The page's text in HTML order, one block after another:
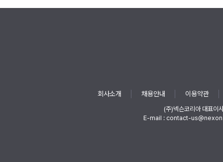
회사소개 채용안내 이용약관
(주)넥슨코리아 대표이
E-mail : contact-